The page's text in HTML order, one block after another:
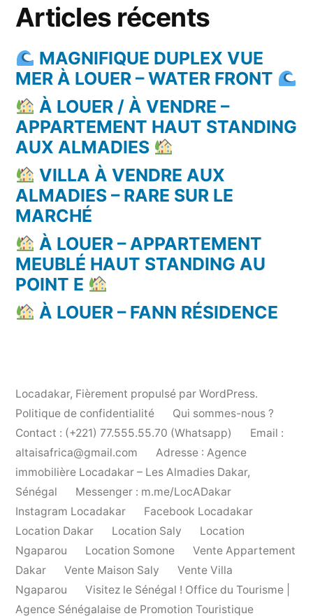
Articles récents
MAGNIFIQUE DUPLEX VUE
MER À LOUER – WATER FRONT
À LOUER / À VENDRE –
APPARTEMENT HAUT STANDING
AUX ALMADIES
VILLA À VENDRE AUX
ALMADIES – RARE SUR LE
MARCHÉ
À LOUER – APPARTEMENT
MEUBLÉ HAUT STANDING AU
POINT E
À LOUER – FANN RÉSIDENCE
Locadakar, Fièrement propulsé par WordPress.
Politique de confidentialité
Qui sommes-nous ?
Contact : (+221) 77.555.55.70 (Whatsapp)
Email :
altaisafrica@gmail.com
Adresse : Agence
immobilière Locadakar – Les Almadies Dakar,
Sénégal
Messenger : m.me/LocADakar
Instagram Locadakar
Facebook Locadakar
Location Dakar
Location Saly
Location
Ngaparou
Location Somone
Vente Appartement
Dakar
Vente Maison Saly
Vente Villa
Ngaparou
Visitez le Sénégal ! Office du Tourisme |
Agence Sénégalaise de Promotion Touristique